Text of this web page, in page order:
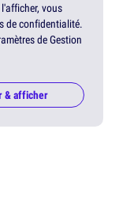
vous
de confidentialité.
de Gestion
& afficher